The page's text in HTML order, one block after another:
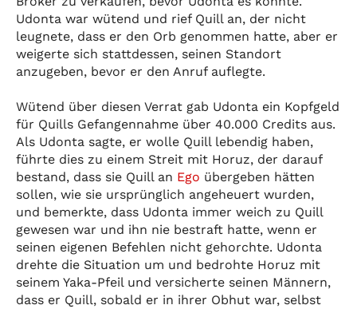
Udonta war wütend und rief Quill an, der nicht
leugnete, dass er den Orb genommen hatte, aber er
weigerte sich stattdessen, seinen Standort
anzugeben, bevor er den Anruf auflegte.
Wütend über diesen Verrat gab Udonta ein Kopfgeld
für Quills Gefangennahme über 40.000 Credits aus.
Als Udonta sagte, er wolle Quill lebendig haben,
führte dies zu einem Streit mit Horuz, der darauf
bestand, dass sie Quill an Ego übergeben hätten
sollen, wie sie ursprünglich angeheuert wurden,
und bemerkte, dass Udonta immer weich zu Quill
gewesen war und ihn nie bestraft hatte, wenn er
seinen eigenen Befehlen nicht gehorchte. Udonta
drehte die Situation um und bedrohte Horuz mit
seinem Yaka-Pfeil und versicherte seinen Männern,
dass er Quill, sobald er in ihrer Obhut war, selbst